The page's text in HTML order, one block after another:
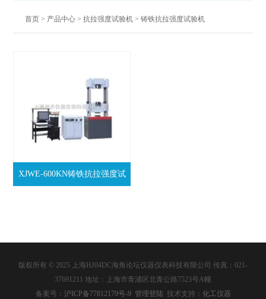
首页 > 产品中心 >抗拉强度试验机 >铸铁抗拉强度试验机
XJWE-600KN铸铁抗拉强度试
版权所有 © 2025 上海HJ04DC海角论坛仪器仪表科技有限公司 传真：021-
37691211 地址：上海市青浦区北青公路7523号A幢
备案号： 沪ICP备77812179号-9 管理登陆 技术支持： 化工仪器